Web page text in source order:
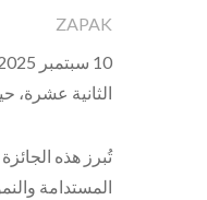
ZAPAK
الثانية عشرة،
المستدامة